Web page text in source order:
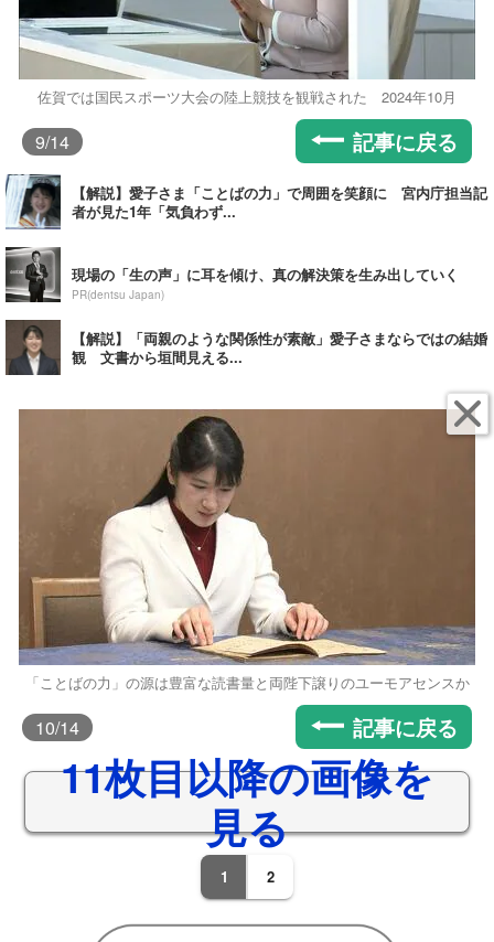
佐賀では国民スポーツ大会の陸上競技を観戦された 2024年10月
9/14 記事に戻る
【解説】愛子さま「ことばの力」で周囲を笑顔に 宮内庁担当記
者が見た1年「気負わず...
現場の「生の声」に耳を傾け、真の解決策を生み出していく
PR(dentsu Japan)
【解説】「両親のような関係性が素敵」愛子さまならではの結婚
観 文書から垣間見える...
「ことばの力」の源は豊富な読書量と両陛下譲りのユーモアセンスか
10/14 記事に戻る
11枚目以降の画像を
見る
1 2